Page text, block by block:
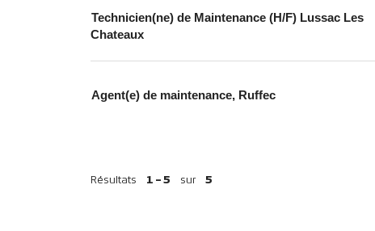
Technicien(ne) de Maintenance (H/F) Lussac Les
Chateaux
Agent(e) de maintenance, Ruffec
Résultats 1 – 5 sur 5